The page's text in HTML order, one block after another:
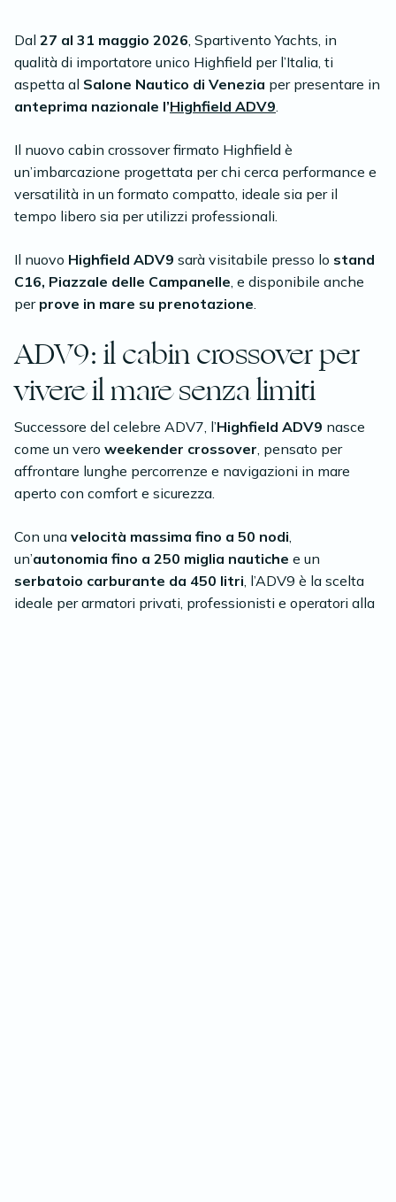
Dal 27 al 31 maggio 2026, Spartivento Yachts, in
qualità di importatore unico Highfield per l’Italia, ti
aspetta al Salone Nautico di Venezia per presentare in
anteprima nazionale l’Highfield ADV9.
Il nuovo cabin crossover firmato Highfield è
un’imbarcazione progettata per chi cerca performance e
versatilità in un formato compatto, ideale sia per il
tempo libero sia per utilizzi professionali.
Il nuovo Highfield ADV9 sarà visitabile presso lo stand
C16, Piazzale delle Campanelle, e disponibile anche
per prove in mare su prenotazione.
ADV9: il cabin crossover per
vivere il mare senza limiti
Successore del celebre ADV7, l’Highfield ADV9 nasce
come un vero weekender crossover, pensato per
affrontare lunghe percorrenze e navigazioni in mare
aperto con comfort e sicurezza.
Con una velocità massima fino a 50 nodi,
un’autonomia fino a 250 miglia nautiche e un
serbatoio carburante da 450 litri, l’ADV9 è la scelta
ideale per armatori privati, professionisti e operatori alla